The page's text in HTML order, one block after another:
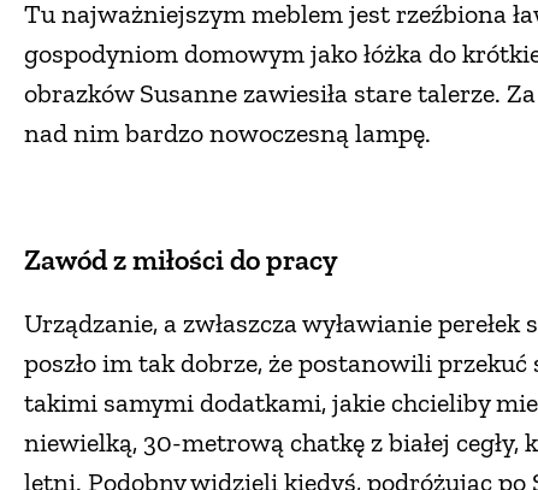
Tu najważniejszym meblem jest rzeźbiona
gospodyniom domowym jako łóżka do
obrazków Susanne zawiesiła stare talerze.
nad nim bardzo nowoczesną lampę.
Zawód z miłości do pracy
Urządzanie, a zwłaszcza wyławianie
poszło im tak dobrze, że postanowili
takimi samymi dodatkami, jakie chcieliby
niewielką, 30-metrową chatkę z białej
letni. Podobny widzieli kiedyś, podróżując po